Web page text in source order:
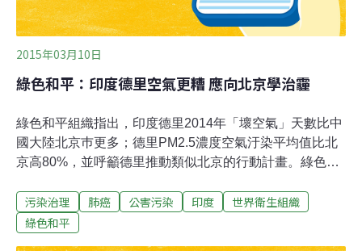
2015年03月10日
綠色和平：印度德里空氣更糟 應向北京學治霾
綠色和平組織指出，印度德里2014年「壞空氣」天數比中
國大陸北京巿更多；德里PM2.5濃度空氣汙染平均值比北
京高80%，並呼籲德里推動類似北京的行動計畫。綠色和
（Central Pollution ControlBoard）依據國家首都區
（NCR）6處空氣品質監測站數據指出，德里2013年
污染治理 肺癌 公害污染 印度
世界衛生組織
綠色和平